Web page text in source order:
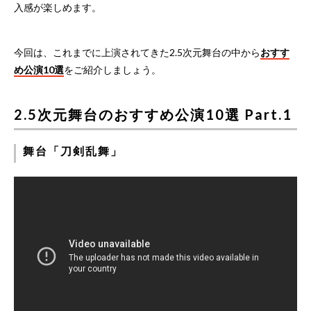
入感が楽しめます。
今回は、これまでに上演されてきた2.5次元舞台の中からおすす
め公演10選をご紹介しましょう。
2.5次元舞台のおすすめ公演10選 Part.1
舞台「刀剣乱舞」